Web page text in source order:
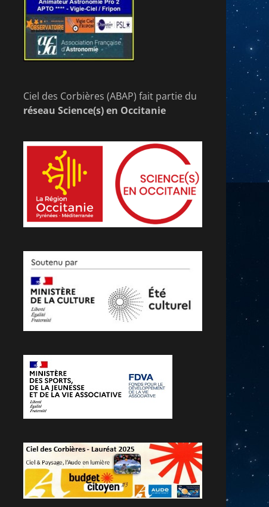
Ciel des Corbières (ABAP) fait partie du
réseau Science(s) en Occitanie